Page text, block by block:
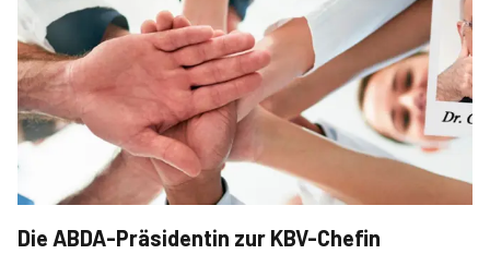
Die ABDA-Präsidentin zur KBV-Chefin